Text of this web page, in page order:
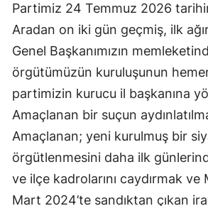
Partimiz 24 Temmuz 2026
Aradan on iki gün geçmiş, ilk
Genel Başkanımızın
örgütümüzün kuruluşunun
partimizin kurucu il başkanına
Amaçlanan bir suçun
Amaçlanan; yeni kurulmuş bir
örgütlenmesini daha ilk
ve ilçe kadrolarını caydırmak ve
Mart 2024’te sandıktan çıkan